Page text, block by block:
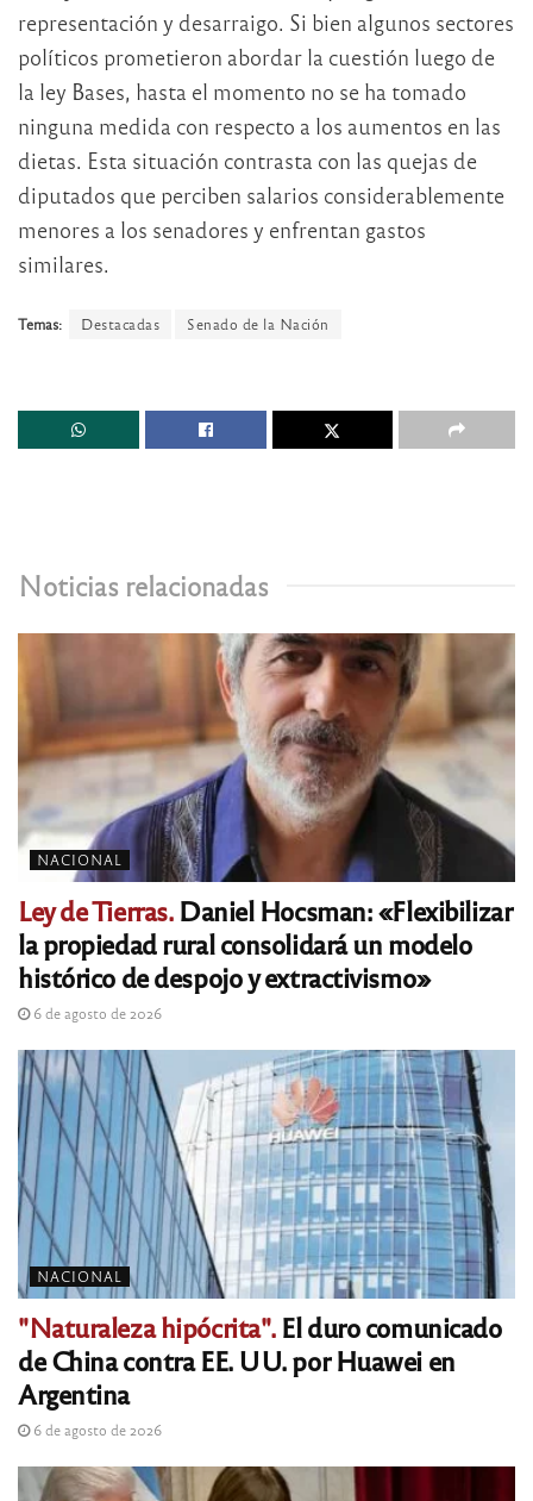
representación y desarraigo. Si bien algunos sectores
políticos prometieron abordar la cuestión luego de
la ley Bases, hasta el momento no se ha tomado
ninguna medida con respecto a los aumentos en las
dietas. Esta situación contrasta con las quejas de
diputados que perciben salarios considerablemente
menores a los senadores y enfrentan gastos
similares.
Temas: Destacadas Senado de la Nación
Noticias relacionadas
NACIONAL
Ley de Tierras.Daniel Hocsman: «Flexibilizar
la propiedad rural consolidará un modelo
histórico de despojo y extractivismo»
6 de agosto de 2026
NACIONAL
"Naturaleza hipócrita".El duro comunicado
de China contra EE. UU. por Huawei en
Argentina
6 de agosto de 2026